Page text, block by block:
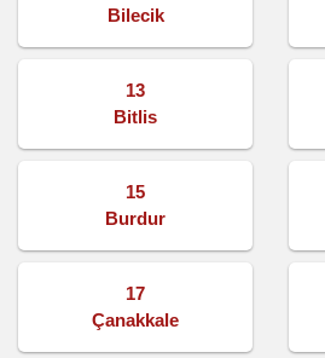
Bilecik
13
Bitlis
15
Burdur
17
Çanakkale